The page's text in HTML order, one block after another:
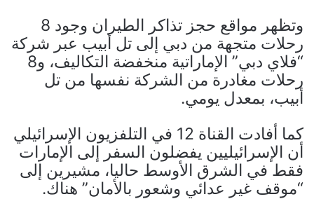
وتظهر مواقع حجز تذاكر الطيران وجود 8
رحلات متجهة من دبي إلى تل أبيب عبر شركة
“فلاي دبي” الإماراتية منخفضة التكاليف، و8
رحلات مغادرة من الشركة نفسها من تل
أبيب، بمعدل يومي.
كما أفادت القناة 12 في التلفزيون الإسرائيلي
أن الإسرائيليين يفضلون السفر إلى الإمارات
فقط في الشرق الأوسط حاليا، مشيرين إلى
“موقف غير عدائي وشعور بالأمان” هناك.